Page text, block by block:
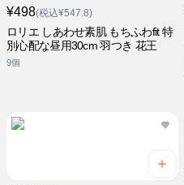
¥498(税込¥547.8)
ロリエ しあわせ素肌 もちふわfit 特
別心配な昼用30cm 羽つき 花王
9個